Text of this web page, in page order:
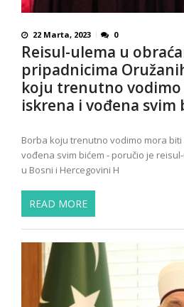
22 Marta, 2023 0
Reisul-ulema u
pripadnicima
koju trenutno
iskrena i vođena svim
Borba koju trenutno vodimo mora
vođena svim bićem - poručio je
u Bosni i Hercegovini H
READ MORE